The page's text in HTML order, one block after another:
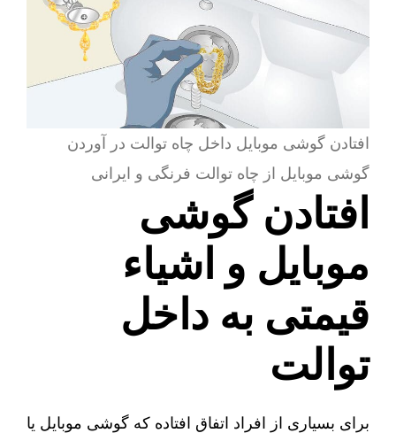
افتادن گوشی موبایل داخل چاه توالت در آوردن
گوشی موبایل از چاه توالت فرنگی و ایرانی
افتادن گوشی
موبایل و اشیاء
قیمتی به داخل
توالت
برای بسیاری از افراد اتفاق افتاده که گوشی موبایل یا